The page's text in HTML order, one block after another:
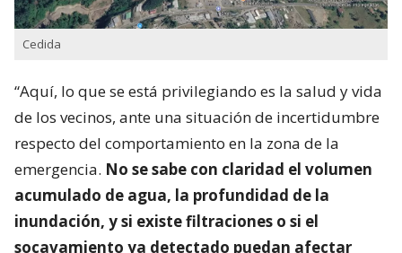
Cedida
“Aquí, lo que se está privilegiando es la salud y vida
de los vecinos, ante una situación de incertidumbre
respecto del comportamiento en la zona de la
emergencia. No se sabe con claridad el volumen
acumulado de agua, la profundidad de la
inundación, y si existe filtraciones o si el
socavamiento ya detectado puedan afectar